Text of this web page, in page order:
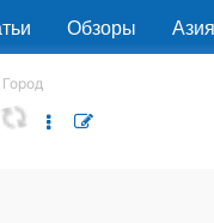
Обзоры Азия
Город